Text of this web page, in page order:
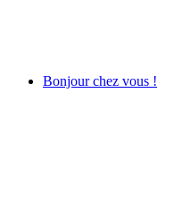
Bonjour chez vous !